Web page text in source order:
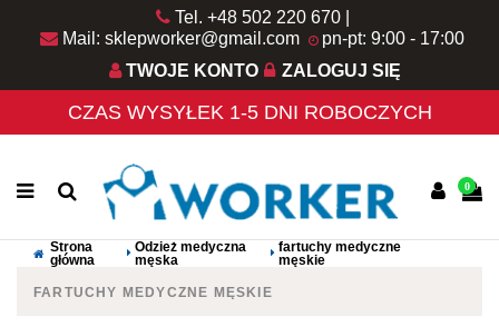
Tel. +48 502 220 670
Mail: sklepworker@gmail.com
pn-pt: 9:00 - 17:00
TWOJE KONTO
ZALOGUJ SIĘ
CZAS WYSYŁEK 1-5 DNI ROBOCZYCH
0
Strona
główna
Odzież medyczna
męska
fartuchy medyczne
męskie
FARTUCHY MEDYCZNE MĘSKIE